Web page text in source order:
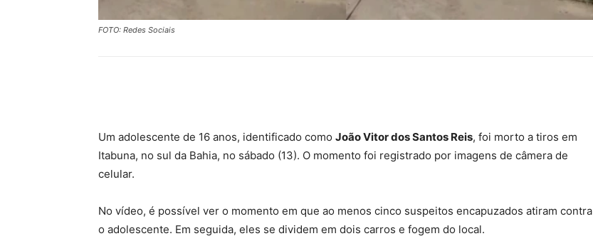
FOTO: Redes Sociais
Um adolescente de 16 anos, identificado como João Vitor dos Santos Reis, foi morto a tiros em
Itabuna, no sul da Bahia, no sábado (13). O momento foi registrado por imagens de câmera de
celular.
No vídeo, é possível ver o momento em que ao menos cinco suspeitos encapuzados atiram contra
o adolescente. Em seguida, eles se dividem em dois carros e fogem do local.